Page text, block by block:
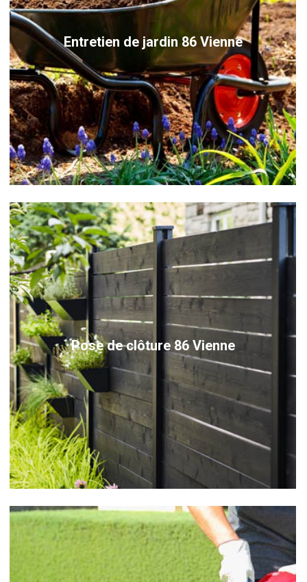
Entretien de jardin 86 Vienne
Pose de clôture 86 Vienne